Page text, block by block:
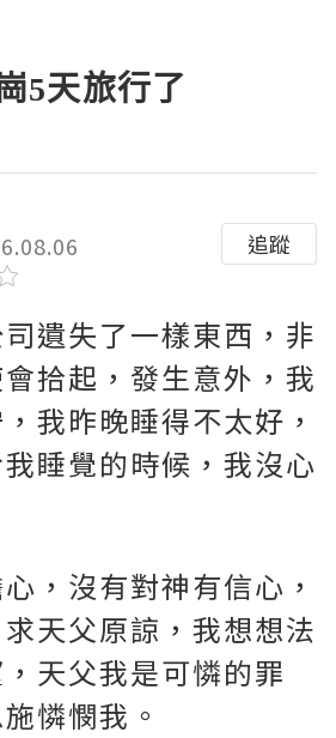
5天旅行了
追蹤
遺失了一樣東西，非
拾起，發生意外，我
我昨晚睡得不太好，
睡覺的時候，我沒心
，沒有對神有信心，
天父原諒，我想想法
天父我是可憐的罪
憐憫我。